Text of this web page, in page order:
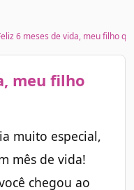
6 meses de vida, meu filho
meu filho
muito especial,
mês de vida!
chegou ao